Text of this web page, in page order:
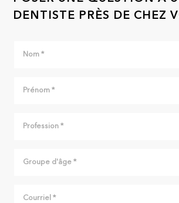
DENTISTE PRÈS DE CHEZ